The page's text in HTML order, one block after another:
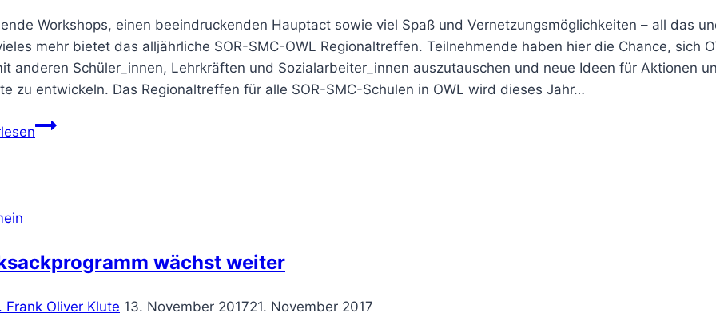
Workshops, einen beeindruckenden Hauptact sowie viel Spaß und Vernetzungsmöglichkeiten – all das
mehr bietet das alljährliche SOR-SMC-OWL Regionaltreffen. Teilnehmende haben hier die Chance, sich
anderen Schüler_innen, Lehrkräften und Sozialarbeiter_innen auszutauschen und neue Ideen für Aktionen
zu entwickeln. Das Regionaltreffen für alle SOR-SMC-Schulen in OWL wird dieses Jahr…
„Save
Regionaltreffen
2020
wächst weiter
Frank Oliver Klute 13. November 201721. November 2017